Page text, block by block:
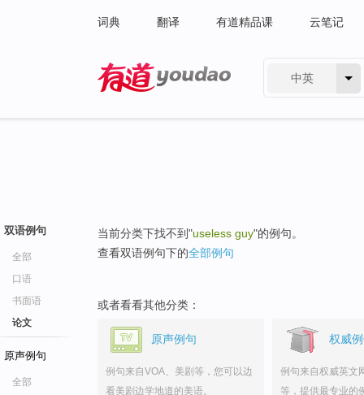
词典 翻译 有道精品课 云笔记
中英
双语例句
全部
口语
书面语
论文
原声例句
全部
当前分类下找不到"useless guy"的例句。
查看双语例句下的全部例句
或者看看其他分类：
原声例句
例句来自VOA、美剧等，您可以边
看美剧边学地道的美语。
权威
例句来自权威英文
等，提供最专业的